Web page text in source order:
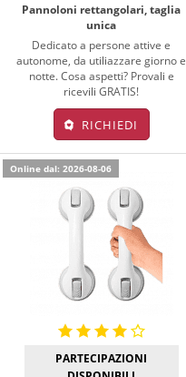
Pannoloni rettangolari, taglia
unica
Dedicato a persone attive e
autonome, da utiliazzare giorno e
notte. Cosa aspetti? Provali e
ricevili GRATIS!
RICHIEDI
Online dal: 2026-08-06
PARTECIPAZIONI